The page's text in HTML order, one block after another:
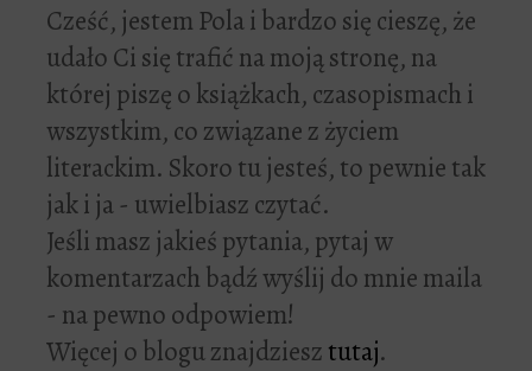
Cześć, jestem Pola i bardzo się cieszę, że
udało Ci się trafić na moją stronę, na
której piszę o książkach, czasopismach i
wszystkim, co związane z życiem
literackim. Skoro tu jesteś, to pewnie tak
jak i ja - uwielbiasz czytać.
Jeśli masz jakieś pytania, pytaj w
komentarzach bądź wyślij do mnie maila
- na pewno odpowiem!
Więcej o blogu znajdziesztutaj.